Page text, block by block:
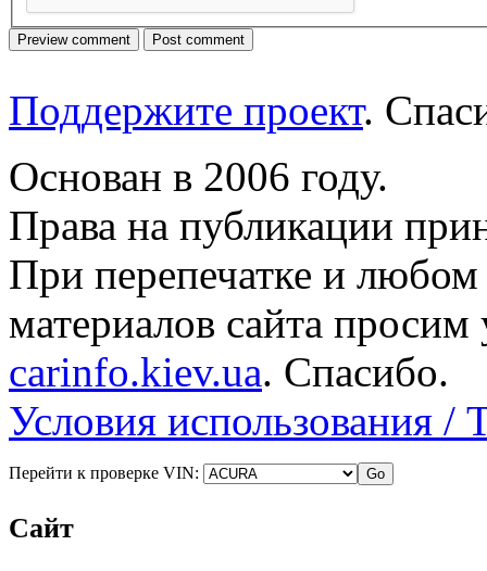
Поддержите проект.
Основан в 2006 году.
Права на публикации
При перепечатке и
материалов сайта просим
carinfo.kiev.ua. Спасибо.
Условия использования /
Перейти к проверке VIN:
Сайт